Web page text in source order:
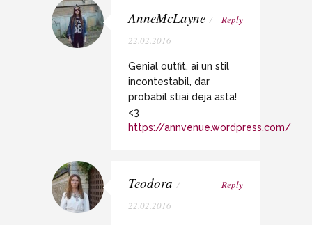
AnneMcLayne /
22.02.2016
Reply
Genial outfit, ai un stil
incontestabil, dar
probabil stiai deja asta!
<3
https://annvenue.wordpress.com/
Teodora /
22.02.2016
Reply